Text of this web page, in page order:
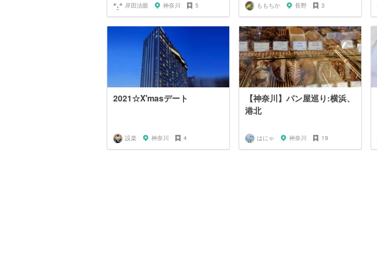
岸田法眼 神奈川 5 ももちか 長野 3
2021☆X'masデート
設楽 神奈川 4
【神奈川】パン屋巡り:横浜、
港北
はにゃ 神奈川 19